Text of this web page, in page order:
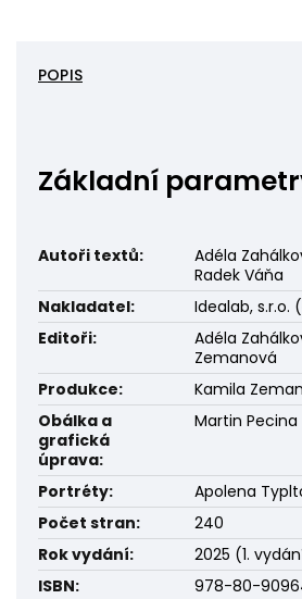
POPIS
Základní
Autoři textů:
Adéla
Radek Váňa
Nakladatel:
Idealab, s.r.o.
Editoři:
Adéla
Zemanová
Produkce:
Kamila
Obálka a
grafická
úprava:
Martin Pecina
Portréty:
Apolena
Počet stran:
240
Rok vydání:
2025 (1.
ISBN:
978-80-